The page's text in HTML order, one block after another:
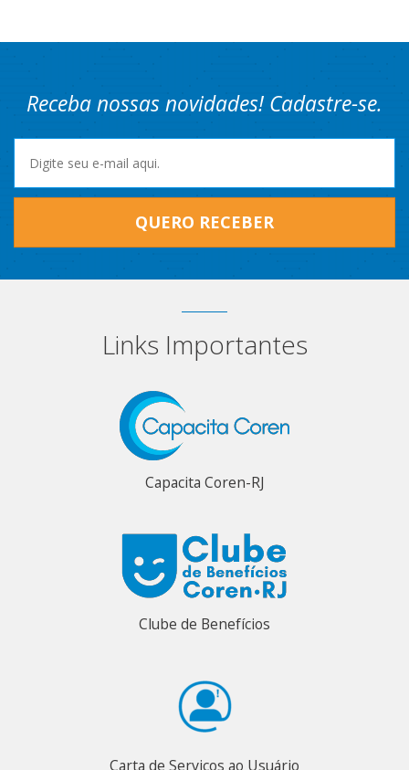
Receba nossas novidades! Cadastre-se.
QUERO RECEBER
Links Importantes
Capacita Coren-RJ
Clube de Benefícios
Carta de Serviços ao Usuário